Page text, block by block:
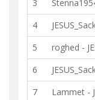
3
4
5
roghed -
6
7
Lammet -